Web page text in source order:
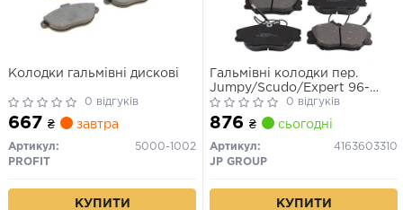
Колодки гальмівні дискові
0 відгуків
667 ₴ завтра
Артикул:
5000-1002
PROFIT
КУПИТИ
Гальмівні колодки пер.
Jumpy/Scudo/Expert 96-
(Lucas)
0 відгуків
876 ₴ сьогодні
Артикул:
4163603310
JP GROUP
КУПИТИ